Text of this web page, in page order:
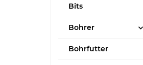
Bits
Bohrer
Bohrfutter